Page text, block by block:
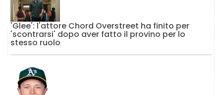
'Glee': l'attore Chord Overstreet ha finito per
'scontrarsi' dopo aver fatto il provino per lo
stesso ruolo